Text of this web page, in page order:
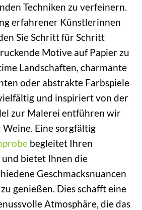
Techniken zu verfeinern.
erfahrener Künstlerinnen
Sie Schritt für Schritt
Motive auf Papier zu
Landschaften, charmante
oder abstrakte Farbspiele
und inspiriert von der
zur Malerei entführen wir
Eine sorgfältig
begleitet Ihren
bietet Ihnen die
Geschmacksnuancen
genießen. Dies schafft eine
Atmosphäre, die das